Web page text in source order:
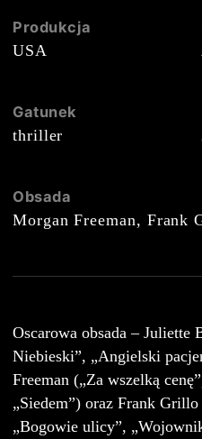
Produkcja
USA
Gatunek
thriller
Obsada
Morgan Freeman, Frank
Oscarowa obsada – Juliette
Niebieski”, „Angielski
Freeman („Za wszelką
„Siedem”) oraz Frank
„Bogowie ulicy”,